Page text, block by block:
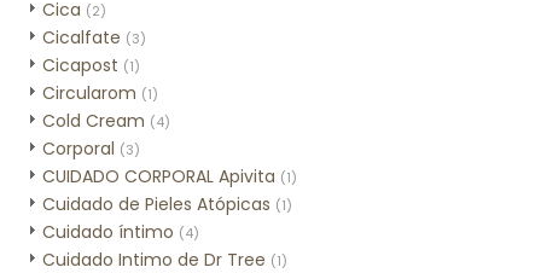
Cica (2)
Cicalfate (3)
Cicapost (1)
Circularom (1)
Cold Cream (4)
Corporal (3)
CUIDADO CORPORAL Apivita (1)
Cuidado de Pieles Atópicas (1)
Cuidado íntimo (4)
Cuidado Intimo de Dr Tree (1)